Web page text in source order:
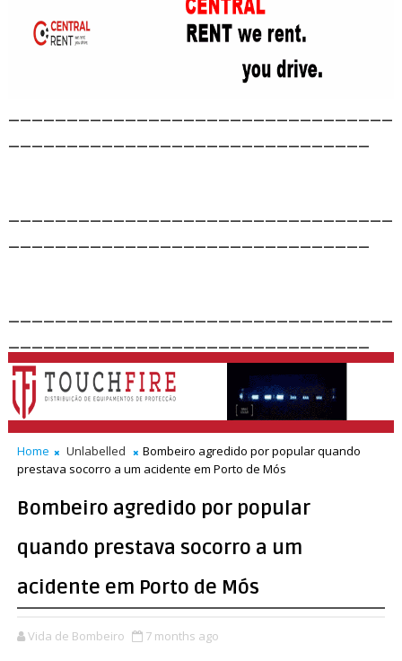
Home Unlabelled
Bombeiro agredido por popular quando
prestava socorro a um acidente em Porto de Mós
Bombeiro agredido por popular
quando prestava socorro a um
acidente em Porto de Mós
Vida de Bombeiro 7 months ago